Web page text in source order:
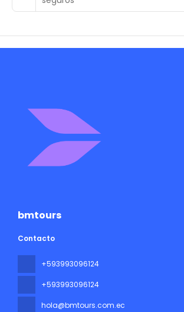
bmtours
Contacto
+593993096124
+593993096124
hola@bmtours.com.ec